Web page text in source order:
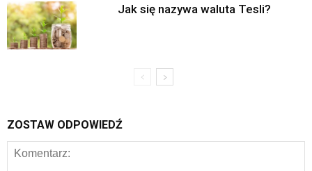
Jak się nazywa waluta Tesli?
ZOSTAW ODPOWIEDŹ